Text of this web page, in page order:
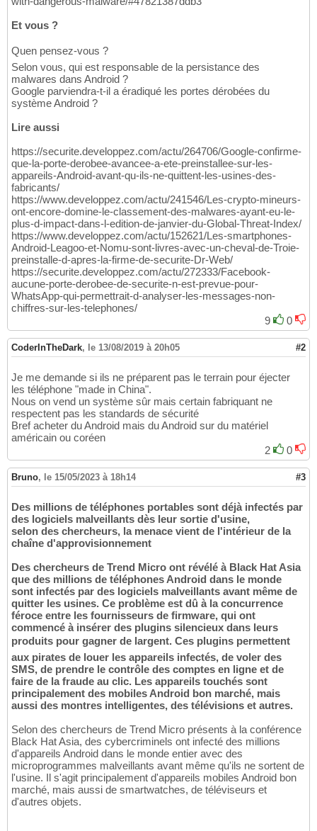
Et vous ?
Quen pensez-vous ?
Selon vous, qui est responsable de la persistance des
malwares dans Android ?
Google parviendra-t-il a éradiqué les portes dérobées du
système Android ?
Lire aussi
https://securite.developpez.com/actu/264706/Google-confirme-
que-la-porte-derobee-avancee-a-ete-preinstallee-sur-les-
appareils-Android-avant-qu-ils-ne-quittent-les-usines-des-
fabricants/
https://www.developpez.com/actu/241546/Les-crypto-mineurs-
ont-encore-domine-le-classement-des-malwares-ayant-eu-le-
plus-d-impact-dans-l-edition-de-janvier-du-Global-Threat-Index/
https://www.developpez.com/actu/152621/Les-smartphones-
Android-Leagoo-et-Nomu-sont-livres-avec-un-cheval-de-Troie-
preinstalle-d-apres-la-firme-de-securite-Dr-Web/
https://securite.developpez.com/actu/272333/Facebook-
aucune-porte-derobee-de-securite-n-est-prevue-pour-
WhatsApp-qui-permettrait-d-analyser-les-messages-non-
chiffres-sur-les-telephones/
9
0
CoderInTheDark, le 13/08/2019 à 20h05 #2
Je me demande si ils ne préparent pas le terrain pour éjecter
les téléphone "made in China".
Nous on vend un système sûr mais certain fabriquant ne
respectent pas les standards de sécurité
Bref acheter du Android mais du Android sur du matériel
américain ou coréen
2
0
Bruno, le 15/05/2023 à 18h14 #3
Des millions de téléphones portables sont déjà infectés par
des logiciels malveillants dès leur sortie d'usine,
selon des chercheurs, la menace vient de l'intérieur de la
chaîne d'approvisionnement
Des chercheurs de Trend Micro ont révélé à Black Hat Asia
que des millions de téléphones Android dans le monde
sont infectés par des logiciels malveillants avant même de
quitter les usines. Ce problème est dû à la concurrence
féroce entre les fournisseurs de firmware, qui ont
commencé à insérer des plugins silencieux dans leurs
produits pour gagner de largent. Ces plugins permettent
aux pirates de louer les appareils infectés, de voler des
SMS, de prendre le contrôle des comptes en ligne et de
faire de la fraude au clic. Les appareils touchés sont
principalement des mobiles Android bon marché, mais
aussi des montres intelligentes, des télévisions et autres.
Selon des chercheurs de Trend Micro présents à la conférence
Black Hat Asia, des cybercriminels ont infecté des millions
d'appareils Android dans le monde entier avec des
microprogrammes malveillants avant même qu'ils ne sortent de
l'usine. Il s'agit principalement d'appareils mobiles Android bon
marché, mais aussi de smartwatches, de téléviseurs et
d'autres objets.